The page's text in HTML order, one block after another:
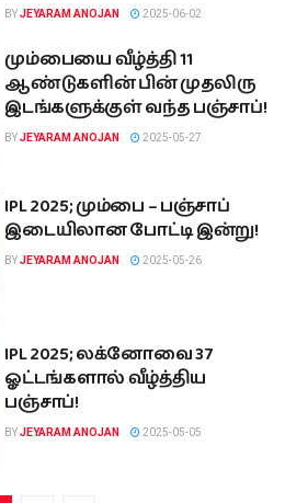
BYJEYARAM ANOJAN 2025-06-02
மும்பையை வீழ்த்தி 11
ஆண்டுகளின் பின் முதலிரு
இடங்களுக்குள் வந்த பஞ்சாப்!
BYJEYARAM ANOJAN 2025-05-27
IPL 2025; மும்பை – பஞ்சாப்
இடையிலான போட்டி இன்று!
BYJEYARAM ANOJAN 2025-05-26
IPL 2025; லக்னோவை 37
ஓட்டங்களால் வீழ்த்திய
பஞ்சாப்!
BYJEYARAM ANOJAN 2025-05-05